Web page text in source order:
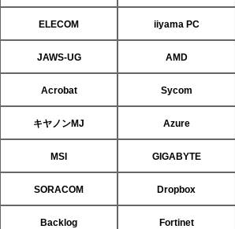
ELECOM iiyama PC
JAWS-UG AMD
Acrobat Sycom
キヤノンMJ Azure
MSI GIGABYTE
SORACOM Dropbox
Backlog Fortinet